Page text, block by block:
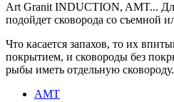
Art Granit INDUCTION, AMT...
подойдет сковорода со съемной
Что касается запахов, то их
покрытием, и сковороды без
рыбы иметь отдельную сковороду.
AMT